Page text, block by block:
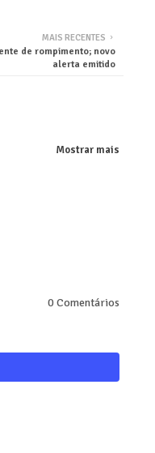
MAIS RECENTES
de rompimento; novo
alerta emitido
Mostrar mais
0 Comentários